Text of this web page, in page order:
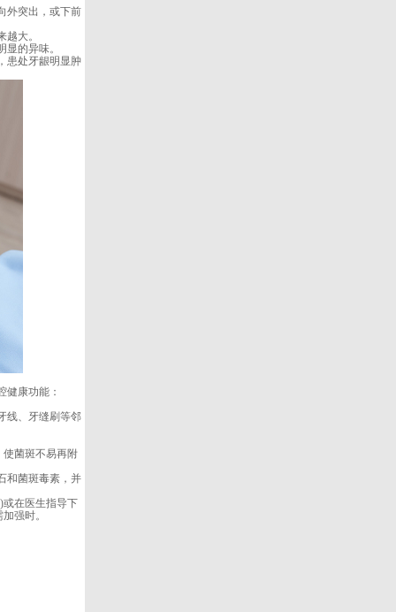
外突出，或下前
大。
的异味。
患处牙龈明显肿
康功能：
线、牙缝刷等邻
使菌斑不易再附
和菌斑毒素，并
或在医生指导下
强时。